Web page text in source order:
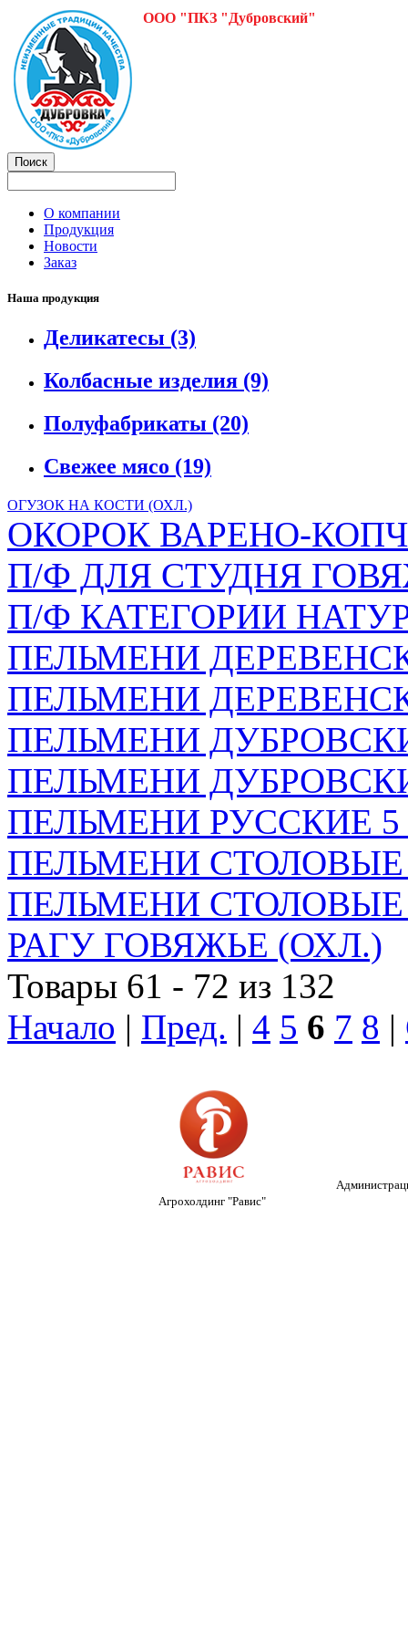
ООО "ПКЗ "Дубровский"
О компании
Продукция
Новости
Заказ
Наша продукция
Деликатесы (3)
Колбасные изделия (9)
Полуфабрикаты (20)
Свежее мясо (19)
ОГУЗОК НА КОСТИ (ОХЛ.)
ОКОРОК ВАРЕНО-
П/Ф ДЛЯ СТУДНЯ
П/Ф КАТЕГОРИИ
ПЕЛЬМЕНИ
ПЕЛЬМЕНИ
ПЕЛЬМЕНИ
ПЕЛЬМЕНИ
ПЕЛЬМЕНИ РУССКИЕ 5
ПЕЛЬМЕНИ СТОЛОВЫЕ
ПЕЛЬМЕНИ СТОЛОВЫЕ
РАГУ ГОВЯЖЬЕ (ОХЛ.)
Товары 61 - 72 из 132
Начало | Пред. | 4 5 6 7 8 |
Агрохолдинг "Равис"